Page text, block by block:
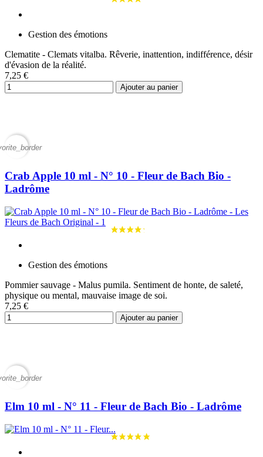
Gestion des émotions
Clematite - Clemats vitalba. Rêverie, inattention, indifférence, désir
d'évasion de la réalité.
7,25 €
Ajouter au panier
Crab Apple 10 ml - N° 10 - Fleur de Bach Bio -
Ladrôme
Gestion des émotions
Pommier sauvage - Malus pumila. Sentiment de honte, de saleté,
physique ou mental, mauvaise image de soi.
7,25 €
Ajouter au panier
Elm 10 ml - N° 11 - Fleur de Bach Bio - Ladrôme